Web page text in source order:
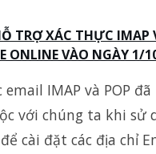
TRỢ XÁC THỰC IMAP
ONLINE VÀO NGÀY 1/
IMAP và POP
với chúng ta khi sử
cài đặt các địa chỉ